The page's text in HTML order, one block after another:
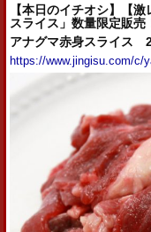
【本日のイチオシ】【
スライス」数量限定販売
アナグマ赤身スライス
https://www.jingisu.com/c/